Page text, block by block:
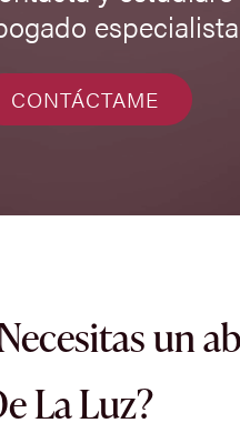
CONTÁCTAME
un
La Luz?